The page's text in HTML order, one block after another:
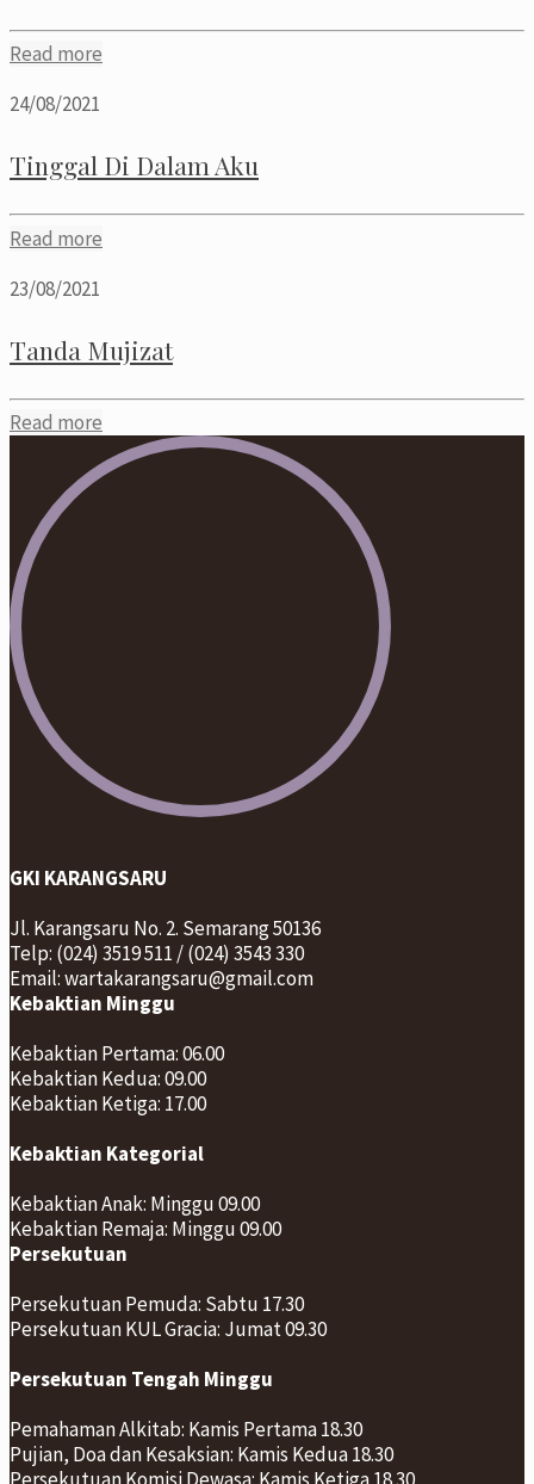
Read more
24/08/2021
Tinggal Di Dalam Aku
Read more
23/08/2021
Tanda Mujizat
Read more
GKI KARANGSARU
Jl. Karangsaru No. 2. Semarang 50136
Telp: (024) 3519 511 / (024) 3543 330
Email: wartakarangsaru@gmail.com
Kebaktian Minggu
Kebaktian Pertama: 06.00
Kebaktian Kedua: 09.00
Kebaktian Ketiga: 17.00
Kebaktian Kategorial
Kebaktian Anak: Minggu 09.00
Kebaktian Remaja: Minggu 09.00
Persekutuan
Persekutuan Pemuda: Sabtu 17.30
Persekutuan KUL Gracia: Jumat 09.30
Persekutuan Tengah Minggu
Pemahaman Alkitab: Kamis Pertama 18.30
Pujian, Doa dan Kesaksian: Kamis Kedua 18.30